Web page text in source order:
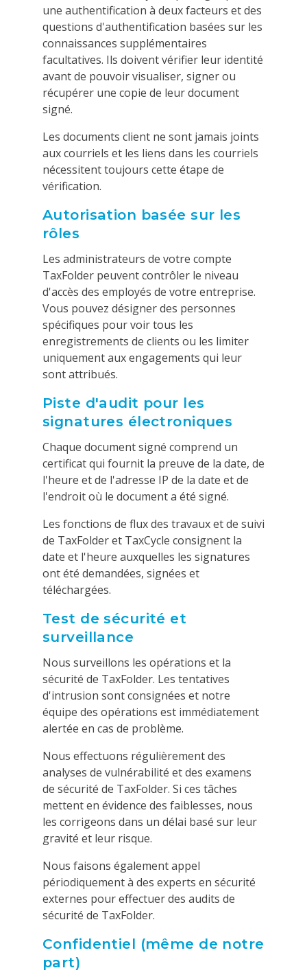
une authentification à deux facteurs et des
questions d'authentification basées sur les
connaissances supplémentaires
facultatives. Ils doivent vérifier leur identité
avant de pouvoir visualiser, signer ou
récupérer une copie de leur document
signé.
Les documents client ne sont jamais joints
aux courriels et les liens dans les courriels
nécessitent toujours cette étape de
vérification.
Autorisation basée sur les
rôles
Les administrateurs de votre compte
TaxFolder peuvent contrôler le niveau
d'accès des employés de votre entreprise.
Vous pouvez désigner des personnes
spécifiques pour voir tous les
enregistrements de clients ou les limiter
uniquement aux engagements qui leur
sont attribués.
Piste d'audit pour les
signatures électroniques
Chaque document signé comprend un
certificat qui fournit la preuve de la date, de
l'heure et de l'adresse IP de la date et de
l'endroit où le document a été signé.
Les fonctions de flux des travaux et de suivi
de TaxFolder et TaxCycle consignent la
date et l'heure auxquelles les signatures
ont été demandées, signées et
téléchargées.
Test de sécurité et
surveillance
Nous surveillons les opérations et la
sécurité de TaxFolder. Les tentatives
d'intrusion sont consignées et notre
équipe des opérations est immédiatement
alertée en cas de problème.
Nous effectuons régulièrement des
analyses de vulnérabilité et des examens
de sécurité de TaxFolder. Si ces tâches
mettent en évidence des faiblesses, nous
les corrigeons dans un délai basé sur leur
gravité et leur risque.
Nous faisons également appel
périodiquement à des experts en sécurité
externes pour effectuer des audits de
sécurité de TaxFolder.
Confidentiel (même de notre
part)